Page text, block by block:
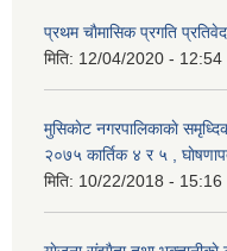
प्रथम चाैमासिक प्रगति
मिति: 12/04/2020 - 12:54
मुसिकाेट नगरपालिकाकाे
२०७५ कार्तिक ४ र ५ ,
मिति: 10/22/2018 - 15:16